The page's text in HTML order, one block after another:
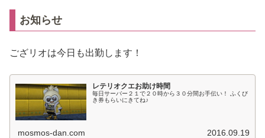
お知らせ
ござリオは今日も出勤します！
レテリオクエお助け時間
毎日サーバー２１で２０時から３０分間お手伝い！ ふくび
き券もらいにきてね♪
mosmos-dan.com 2016.09.19